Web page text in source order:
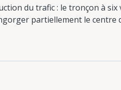
du trafic : le tronçon à
partiellement le centre